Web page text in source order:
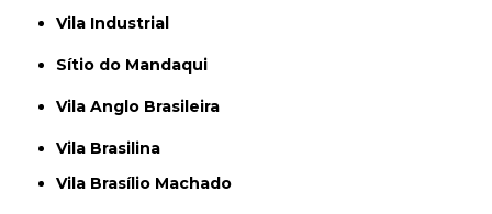
Vila Industrial
Sítio do Mandaqui
Vila Anglo Brasileira
Vila Brasilina
Vila Brasílio Machado